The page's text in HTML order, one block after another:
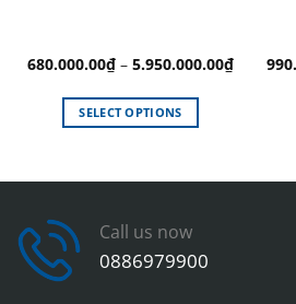
680.000.00₫ – 5.950.000.00₫
SELECT OPTIONS
has
variants.
The
Call us now
0886979900